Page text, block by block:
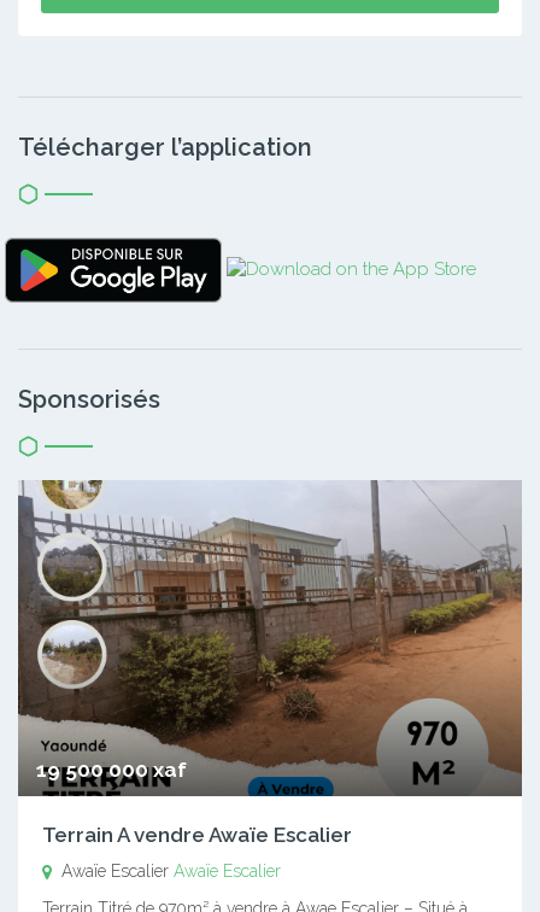
Télécharger l’application
Sponsorisés
19 500 000 xaf
Terrain A vendre Awaïe Escalier
Awaïe Escalier Awaïe Escalier
Terrain Titré de 970m² à vendre à Awae Escalier – Situé à